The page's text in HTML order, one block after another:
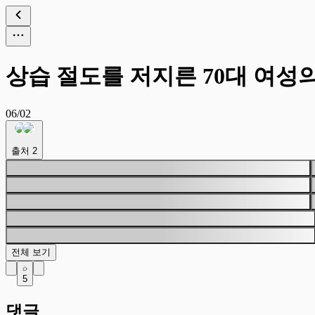
상습 절도를 저지른 70대 여성
06/02
출처 2
전체 보기
5
댓글